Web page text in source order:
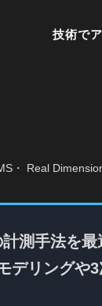
技術で
・ Real
測手法を
デリングや